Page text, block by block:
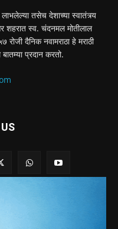
लाभलेल्या तसेच देशाच्या स्वातंत्र्य
शहरात स्व. चंदनमल मोतीलाल
रोजी दैनिक नवामराठा हे मराठी
प्रदान करतो.